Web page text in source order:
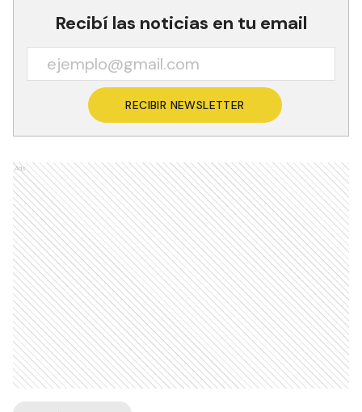
Recibí las noticias en tu email
RECIBIR NEWSLETTER
Ads